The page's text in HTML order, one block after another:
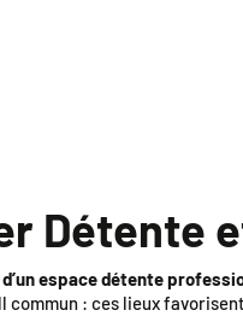
Détente
espace détente
commun : ces lieux